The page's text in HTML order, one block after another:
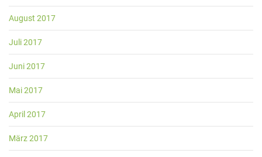
August 2017
Juli 2017
Juni 2017
Mai 2017
April 2017
März 2017